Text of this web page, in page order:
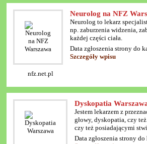
nfz.net.pl
Neurolog na NFZ
Neurolog to lekarz
np. zaburzenia widzenia,
każdej części ciała.
Data zgłoszenia strony do
Szczegóły wpisu
Dyskopatia
Jestem lekarzem z
głowy, dyskopatia, czy
czy też posiadającymi
Data zgłoszenia strony